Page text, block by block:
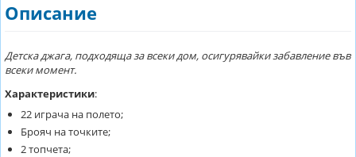
Описание
Детска джага, подходяща за всеки дом, осигурявайки забавление във
всеки момент.
Характеристики:
22 играча на полето;
Брояч на точките;
2 топчета;